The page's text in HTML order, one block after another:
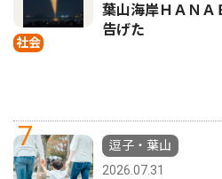
社会
葉山海岸ＨＡＮ
告げた
7
逗子・葉山
2026.07.31